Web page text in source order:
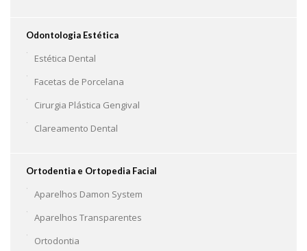
Odontologia Estética
Estética Dental
Facetas de Porcelana
Cirurgia Plástica Gengival
Clareamento Dental
Ortodentia e Ortopedia Facial
Aparelhos Damon System
Aparelhos Transparentes
Ortodontia